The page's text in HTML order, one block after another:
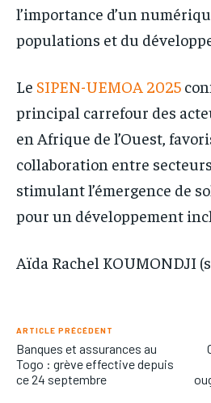
l’importance d’un
populations et du
Le SIPEN-UEMOA 2025
principal carrefour des
en Afrique de l’Ouest,
collaboration entre
stimulant l’émergence de
pour un développement
Aïda Rachel KOUMONDJI
ARTICLE PRÉCÉDENT
Banques et assurances au
Togo : grève effective depuis
ce 24 septembre